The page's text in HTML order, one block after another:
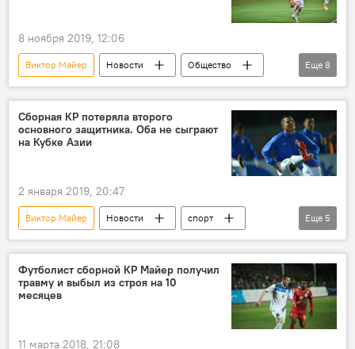
8 ноября 2019, 12:06
Виктор Майер Новости
Общество
Кыргызстан
спорт
Узбекистан
футбол
матч
состав
Алимардон Шукуров
Валерий Кичин
Еще 8
Сборная КР потеряла второго
основного защитника. Оба не сыграют
на Кубке Азии
2 января 2019, 20:47
Виктор Майер Новости
спорт
В мире
Кыргызстан
Участие Кыргызстана в Кубке Азии-2019 по футболу
футбол
сборная
Еще 5
Футболист сборной КР Майер получил
травму и выбыл из строя на 10
месяцев
11 марта 2018, 21:08